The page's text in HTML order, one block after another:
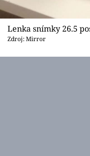
Lenka snímky 26.5
Zdroj: Mirror